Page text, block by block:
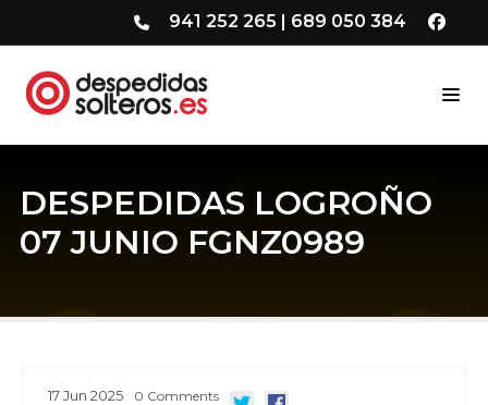
941 252 265 | 689 050 384
DESPEDIDAS LOGROÑO
07 JUNIO FGNZ0989
17Jun 2025 0 Comments